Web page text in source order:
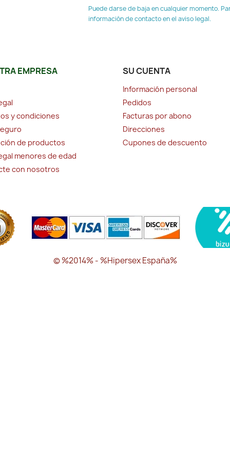
Puede darse de baja en cualquier momento.
información de contacto en el aviso legal.
EMPRESA
y condiciones
de productos
menores de edad
con nosotros
SU CUENTA
Información personal
Pedidos
Facturas por abono
Direcciones
Cupones de descuento
© %2014% - %Hipersex España%